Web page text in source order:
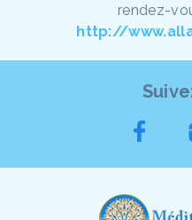
rendez-
http://